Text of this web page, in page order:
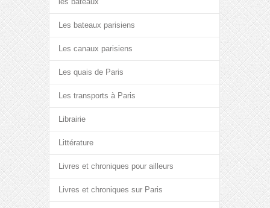
Les bateaux parisiens
Les canaux parisiens
Les quais de Paris
Les transports à Paris
Librairie
Littérature
Livres et chroniques pour ailleurs
Livres et chroniques sur Paris